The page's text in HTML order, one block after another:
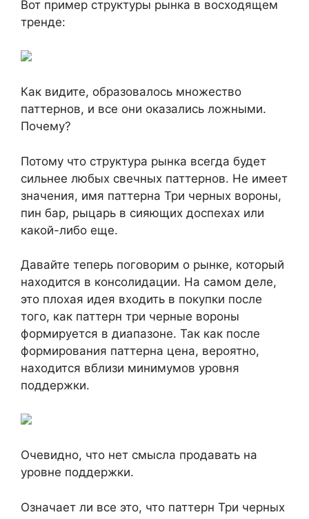
Вот пример структуры рынка в восходящем
тренде:
Как видите, образовалось множество
паттернов, и все они оказались ложными.
Почему?
Потому что структура рынка всегда будет
сильнее любых свечных паттернов. Не имеет
значения, имя паттерна Три черных вороны,
пин бар, рыцарь в сияющих доспехах или
какой-либо еще.
Давайте теперь поговорим о рынке, который
находится в консолидации. На самом деле,
это плохая идея входить в покупки после
того, как паттерн три черные вороны
формируется в диапазоне. Так как после
формирования паттерна цена, вероятно,
находится вблизи минимумов уровня
поддержки.
Очевидно, что нет смысла продавать на
уровне поддержки.
Означает ли все это, что паттерн Три черных